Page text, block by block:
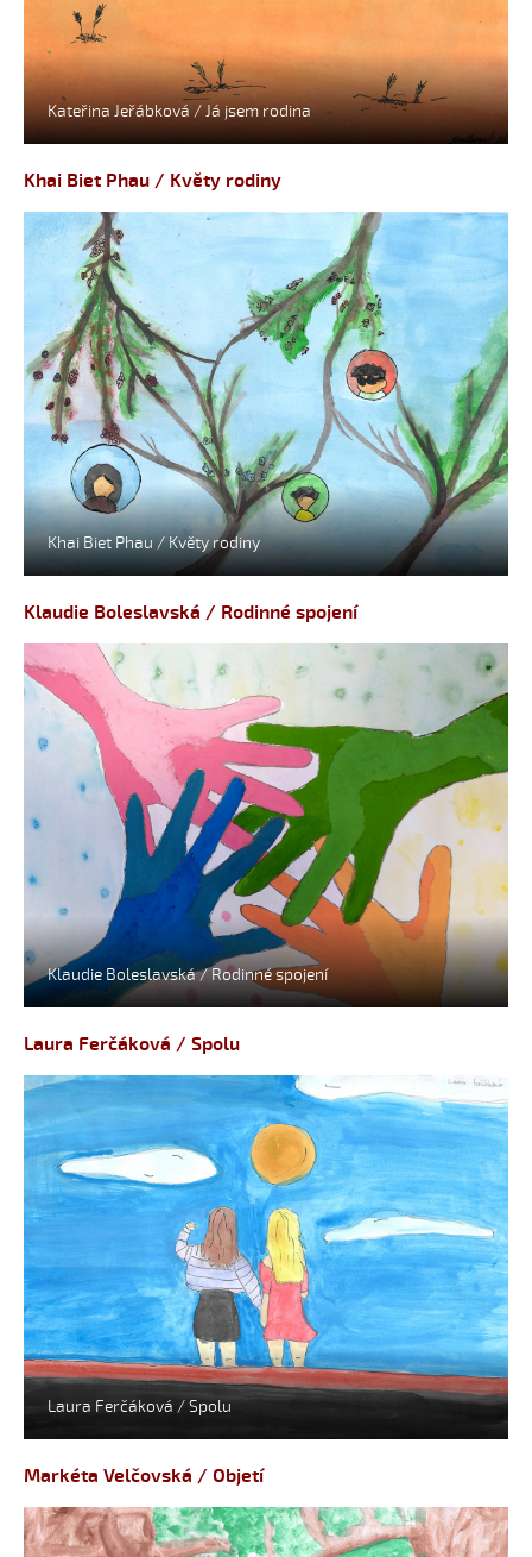
Kateřina Jeřábková / Já jsem rodina
Khai Biet Phau / Květy rodiny
Khai Biet Phau / Květy rodiny
Klaudie Boleslavská / Rodinné spojení
Klaudie Boleslavská / Rodinné spojení
Laura Ferčáková / Spolu
Laura Ferčáková / Spolu
Markéta Velčovská / Objetí